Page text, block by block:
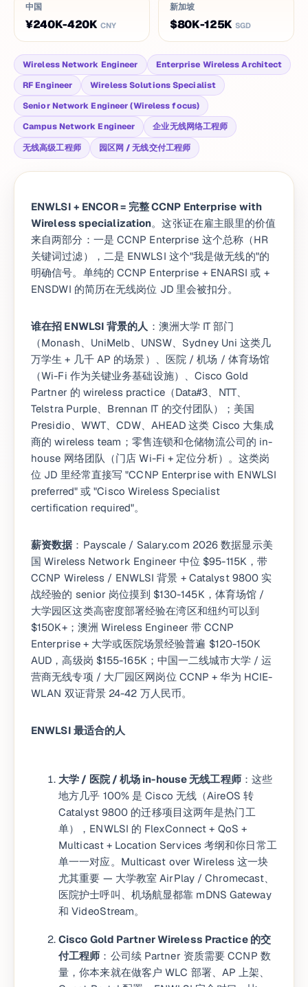
中国
¥240K-420K CNY
新加坡
$80K-125K SGD
Wireless Network Engineer
Enterprise Wireless Architect
RF Engineer
Wireless Solutions Specialist
Senior Network Engineer (Wireless focus)
Campus Network Engineer
企业无线网络工程师
无线高级工程师
园区网 / 无线交付工程师
ENWLSI + ENCOR = 完整 CCNP Enterprise with
Wireless specialization。这张证在雇主眼里的价值
来自两部分：一是 CCNP Enterprise 这个总称（HR
关键词过滤），二是 ENWLSI 这个"我是做无线的"的
明确信号。单纯的 CCNP Enterprise + ENARSI 或 +
ENSDWI 的简历在无线岗位 JD 里会被扣分。
谁在招 ENWLSI 背景的人 ：澳洲大学 IT 部门
（Monash、UniMelb、UNSW、Sydney Uni 这类几
万学生 + 几千 AP 的场景）、医院 / 机场 / 体育场馆
（Wi-Fi 作为关键业务基础设施）、Cisco Gold
Partner 的 wireless practice（Data#3、NTT、
Telstra Purple、Brennan IT 的交付团队）；美国
Presidio、WWT、CDW、AHEAD 这类 Cisco 大集成
商的 wireless team；零售连锁和仓储物流公司的 in-
house 网络团队（门店 Wi-Fi + 定位分析）。这类岗
位 JD 里经常直接写 "CCNP Enterprise with ENWLSI
preferred" 或 "Cisco Wireless Specialist
certification required"。
薪资数据 ：Payscale / Salary.com 2026 数据显示美
国 Wireless Network Engineer 中位 $95-115K，带
CCNP Wireless / ENWLSI 背景 + Catalyst 9800 实
战经验的 senior 岗位摸到 $130-145K，体育场馆 /
大学园区这类高密度部署经验在湾区和纽约可以到
$150K+；澳洲 Wireless Engineer 带 CCNP
Enterprise + 大学或医院场景经验普遍 $120-150K
AUD，高级岗 $155-165K；中国一二线城市大学 / 运
营商无线专项 / 大厂园区网岗位 CCNP + 华为 HCIE-
WLAN 双证背景 24-42 万人民币。
ENWLSI 最适合的人
大学 / 医院 / 机场 in-house 无线工程师：这些
地方几乎 100% 是 Cisco 无线（AireOS 转
Catalyst 9800 的迁移项目这两年是热门工
单），ENWLSI 的 FlexConnect + QoS +
Multicast + Location Services 考纲和你日常工
单一一对应。Multicast over Wireless 这一块
尤其重要 — 大学教室 AirPlay / Chromecast、
医院护士呼叫、机场航显都靠 mDNS Gateway
和 VideoStream。
Cisco Gold Partner Wireless Practice 的交
付工程师 ：公司续 Partner 资质需要 CCNP 数
量，你本来就在做客户 WLC 部署、AP 上架、